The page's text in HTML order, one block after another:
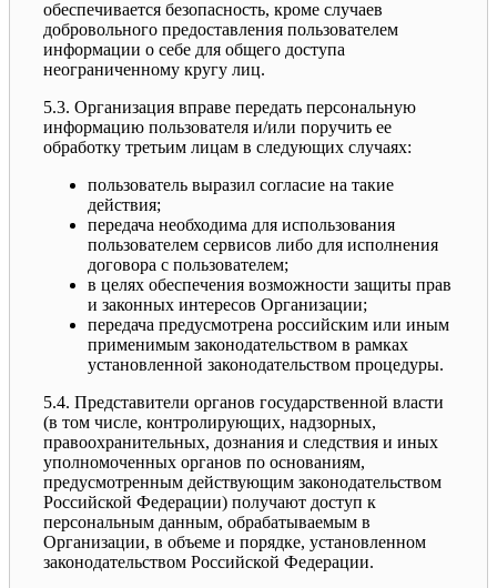
обеспечивается безопасность, кроме случаев
добровольного предоставления пользователем
информации о себе для общего доступа
неограниченному кругу лиц.
5.3. Организация вправе передать персональную
информацию пользователя и/или поручить ее
обработку третьим лицам в следующих случаях:
пользователь выразил согласие на такие
действия;
передача необходима для использования
пользователем сервисов либо для исполнения
договора с пользователем;
в целях обеспечения возможности защиты прав
и законных интересов Организации;
передача предусмотрена российским или иным
применимым законодательством в рамках
установленной законодательством процедуры.
5.4. Представители органов государственной власти
(в том числе, контролирующих, надзорных,
правоохранительных, дознания и следствия и иных
уполномоченных органов по основаниям,
предусмотренным действующим законодательством
Российской Федерации) получают доступ к
персональным данным, обрабатываемым в
Организации, в объеме и порядке, установленном
законодательством Российской Федерации.